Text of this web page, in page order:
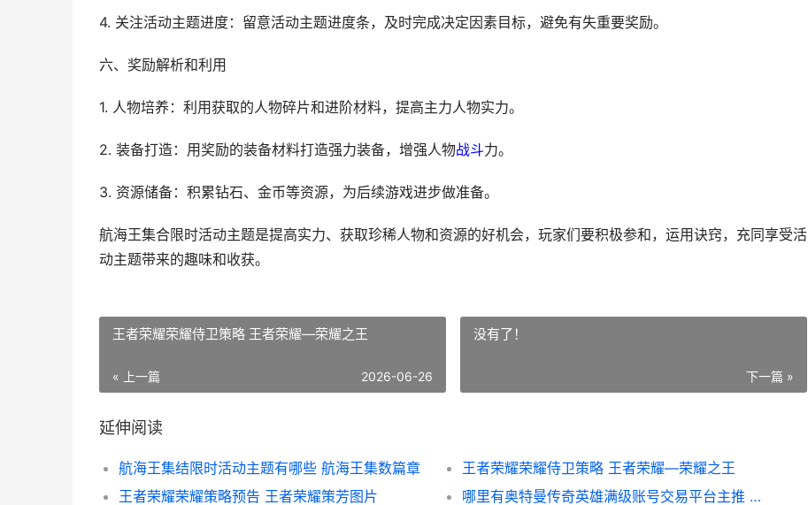
4. 关注活动主题进度：留意活动主题进度条，及时完成决定因素目标，避免有失重要奖励。
六、奖励解析和利用
1. 人物培养：利用获取的人物碎片和进阶材料，提高主力人物实力。
2. 装备打造：用奖励的装备材料打造强力装备，增强人物战斗力。
3. 资源储备：积累钻石、金币等资源，为后续游戏进步做准备。
航海王集合限时活动主题是提高实力、获取珍稀人物和资源的好机会，玩家们要积极参和，运用诀窍，充同享受活
动主题带来的趣味和收获。
王者荣耀荣耀侍卫策略 王者荣耀—荣耀之王
« 上一篇 2026-06-26
没有了！
下一篇 »
延伸阅读
航海王集结限时活动主题有哪些 航海王集数篇章
王者荣耀荣耀侍卫策略 王者荣耀—荣耀之王
王者荣耀荣耀策略预告 王者荣耀策芳图片
哪里有奥特曼传奇英雄满级账号交易平台主推 有没有奥特曼英雄传